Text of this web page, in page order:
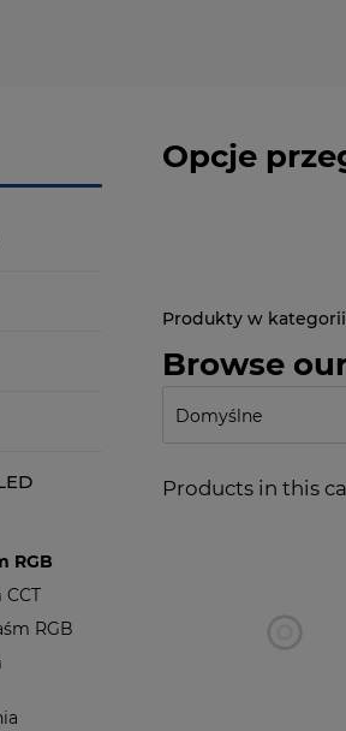
RGB
RGB
Opcje
Browse
Products in this